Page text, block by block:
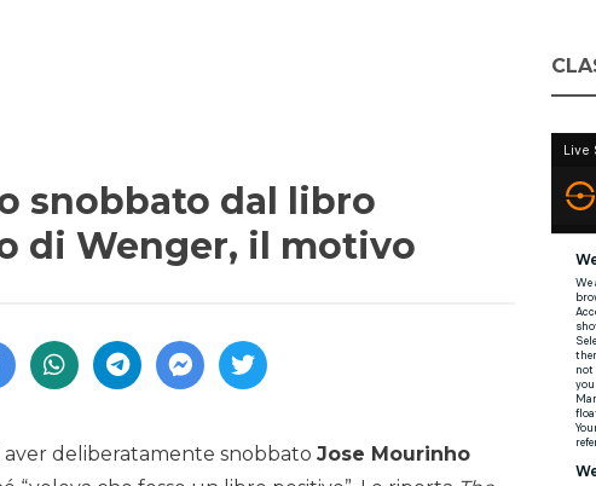
snobbato dal libro
di Wenger, il motivo
aver deliberatamente snobbato Jose Mourinho